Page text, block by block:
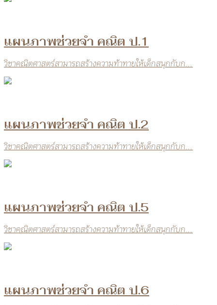
แผนภาพช่วยจำ คณิต ป.1
วิชาคณิตศาสตร์สามารถสร้างความท้าทายให้เด็กสนุกกับก...
แผนภาพช่วยจำ คณิต ป.2
วิชาคณิตศาสตร์สามารถสร้างความท้าทายให้เด็กสนุกกับก...
แผนภาพช่วยจำ คณิต ป.5
วิชาคณิตศาสตร์สามารถสร้างความท้าทายให้เด็กสนุกกับก...
แผนภาพช่วยจำ คณิต ป.6